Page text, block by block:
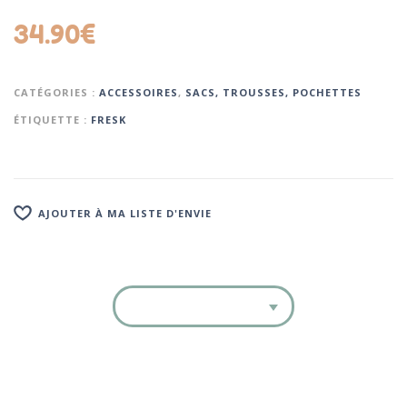
34.90€
CATÉGORIES : ACCESSOIRES, SACS, TROUSSES, POCHETTES
ÉTIQUETTE : FRESK
AJOUTER À MA LISTE D'ENVIE